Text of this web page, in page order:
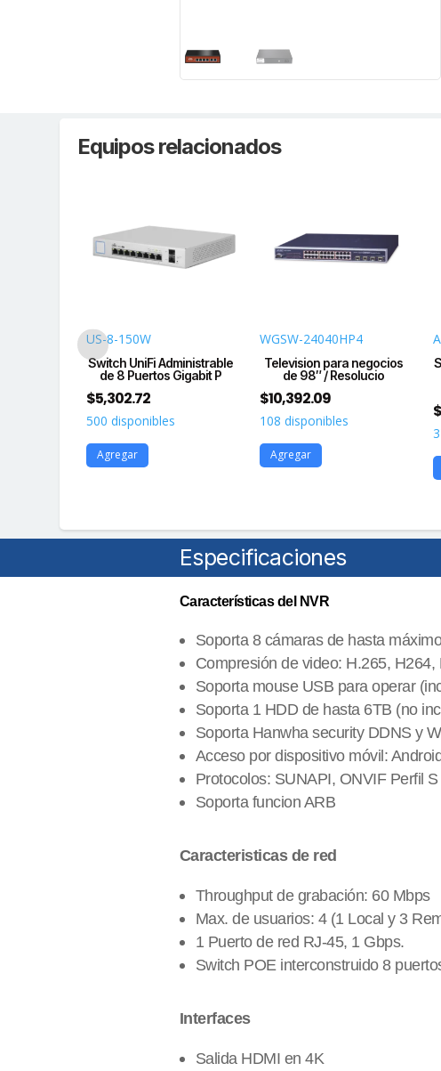
Equipos relacionados
US-8-150W
Switch UniFi Administrable
de 8 Puertos Gigabit P
$5,302.72
500 disponibles
Agregar
WGSW-24040HP4
Television para negocios
de 98″ / Resolucio
$10,392.09
108 disponibles
Agregar
$
Especificaciones
Características del NVR
Soporta 8 cámaras de hasta
Compresión de video: H.265, H264,
Soporta mouse USB para operar
Soporta 1 HDD de hasta 6TB (no
Soporta Hanwha security DDNS y
Acceso por dispositivo móvil:
Protocolos: SUNAPI, ONVIF Perfil S
Soporta funcion ARB
Caracteristicas de red
Throughput de grabación: 60 Mbps
Max. de usuarios: 4 (1 Local y 3
1 Puerto de red RJ-45, 1 Gbps.
Switch POE interconstruido 8
Interfaces
Salida HDMI en 4K